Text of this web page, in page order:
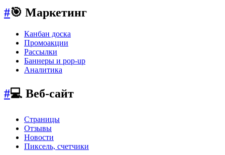
#🎯 Маркетинг
Канбан доска
Промоакции
Рассылки
Баннеры и pop-up
Аналитика
#💻 Веб-сайт
Страницы
Отзывы
Новости
Пиксель, счетчики